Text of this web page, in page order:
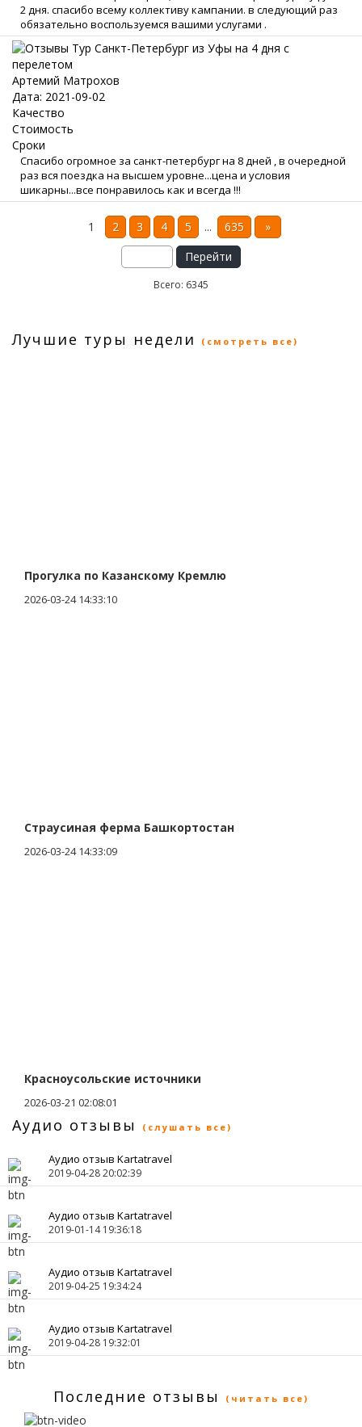
2 дня. спасибо всему коллективу кампании. в следующий раз
обязательно воспользуемся вашими услугами .
Артемий Матрохов
Дата: 2021-09-02
Качество
Стоимость
Сроки
Спасибо огромное за санкт-петербург на 8 дней , в очередной
раз вся поездка на высшем уровне...цена и условия
шикарны...все понравилось как и всегда !!!
1 2 3 4 5 ... 635
»
Перейти
Всего: 6345
Лучшие туры недели (смотреть все)
Прогулка по Казанскому Кремлю
2026-03-24 14:33:10
Страусиная ферма Башкортостан
2026-03-24 14:33:09
Красноусольские источники
2026-03-21 02:08:01
Аудио отзывы (слушать все)
Аудио отзыв Kartatravel
2019-04-28 20:02:39
Аудио отзыв Kartatravel
2019-01-14 19:36:18
Аудио отзыв Kartatravel
2019-04-25 19:34:24
Аудио отзыв Kartatravel
2019-04-28 19:32:01
Последние отзывы (читать все)